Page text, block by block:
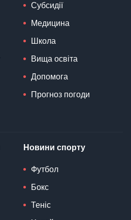
Субсидії
Медицина
Школа
Вища освіта
Допомога
Прогноз погоди
Новини спорту
Футбол
Бокс
Теніс